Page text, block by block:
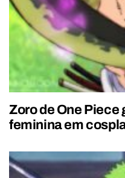
Zoro de One Piece
feminina em